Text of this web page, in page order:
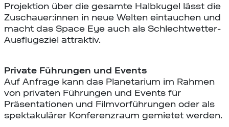
Projektion über die gesamte Halbkugel lässt die
Zuschauer:innen in neue Welten eintauchen und
macht das Space Eye auch als Schlechtwetter-
Ausflugsziel attraktiv.
Private Führungen und Events
Auf Anfrage kann das Planetarium im Rahmen
von privaten Führungen und Events für
Präsentationen und Filmvorführungen oder als
spektakulärer Konferenzraum gemietet werden.